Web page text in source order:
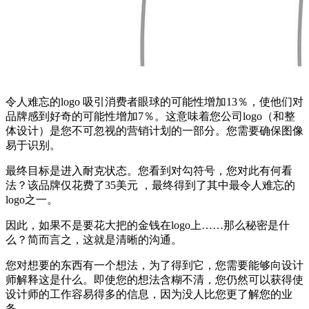
令人难忘的logo 吸引消费者眼球的可能性增加13％，使他们对
品牌感到好奇的可能性增加7％。这意味着您公司logo（和整
体设计）是您不可忽视的营销计划的一部分。您需要确保图像
易于识别。
最终目标是进入耐克状态。您看到对勾符号，您对此有何看
法？该品牌仅花费了35美元 ，最终得到了其中最令人难忘的
logo之一。
因此，如果不是要花大把的金钱在logo上……那么秘密是什
么？简而言之，这就是清晰的沟通。
您对想要的东西有一个想法，为了得到它，您需要能够向设计
师解释这是什么。即使您的想法含糊不清，您仍然可以获得使
设计师的工作容易得多的信息，因为没人比您更了解您的业